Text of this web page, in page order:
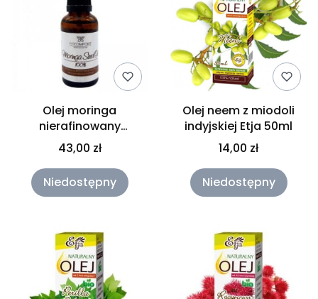
Olej moringa
nierafinowany
FitComfort 50ml
43,00 zł
Niedostępny
Olej neem z miodoli
indyjskiej Etja 50ml
14,00 zł
Niedostępny